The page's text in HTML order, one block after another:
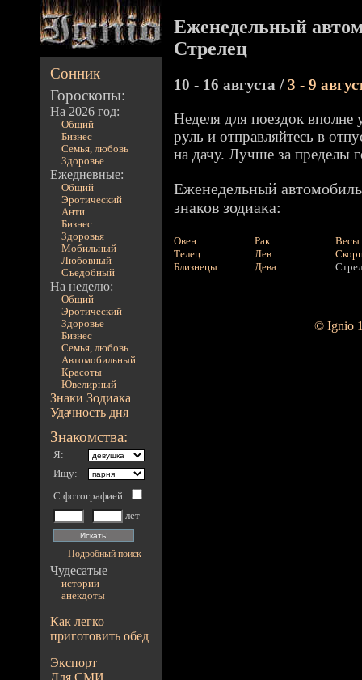
Сонник
Гороскопы:
На 2026 год:
Общий
Бизнес
Семья, любовь
Здоровье
Ежедневные:
Общий
Эротический
Анти
Бизнес
Здоровья
Мобильный
Любовный
Съедобный
На неделю:
Общий
Эротический
Здоровье
Бизнес
Семья, любовь
Автомобильный
Красоты
Ювелирный
Знаки Зодиака
Удачность дня
Знакомства:
Я:
Ищу:
С фотографией:
-
лет
Подробный поиск
Чудесатые
истории
анекдоты
Как легко
приготовить обед
Экспорт
Для СМИ
Еженедельный
Стрелец
10 - 16 августа /3 - 9
Неделя для поездок вполне
руль и отправляйтесь в
на дачу. Лучше за пределы
Еженедельный
знаков зодиака:
Овен
Телец
Близнецы
Рак
Лев
Дева
Весы
© Ignio